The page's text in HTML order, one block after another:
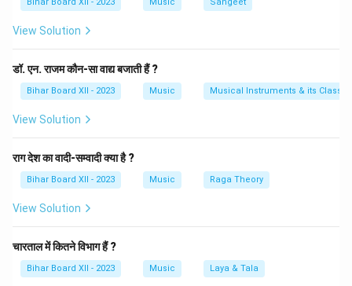
संगीत में ताल के विभिन्न पैटर्न को प्रस्तुत करना है। हालांकि, तबला
की ध्वनियाँ बहुत ही गूढ़, संगीतमयी, और संवेदनशील होती हैं, जो पूरी
प्रकार, तबला एक अवनद्ध (परकशन) वाद्य है, जिसमें ध्वनि उत्पन्न होती
है लेकिन स्वर नहीं, और यह संगीत के लय और ताल को सुनिश्चित करने
में महत्वपूर्ण भूमिका निभाता है।
Download Solution in PDF
View Solution
डॉ. एन. राजम कौन-सा वाद्य बजाती हैं ?
Bihar Board XII - 2023 Music Musical Instruments & its
View Solution
राग देश का वादी-सम्वादी क्या है ?
Bihar Board XII - 2023 Music Raga Theory
View Solution
चारताल में कितने विभाग हैं ?
Bihar Board XII - 2023 Music Laya & Tala